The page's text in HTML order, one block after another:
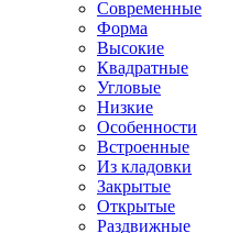
Современные
Форма
Высокие
Квадратные
Угловые
Низкие
Особенности
Встроенные
Из кладовки
Закрытые
Открытые
Раздвижные